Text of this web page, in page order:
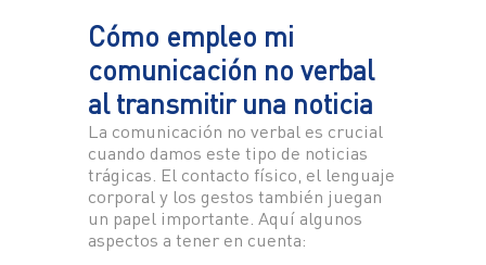
Cómo empleo mi
comunicación no verbal
al transmitir una noticia
La comunicación no verbal es crucial
cuando damos este tipo de noticias
trágicas. El contacto físico, el lenguaje
corporal y los gestos también juegan
un papel importante. Aquí algunos
aspectos a tener en cuenta: